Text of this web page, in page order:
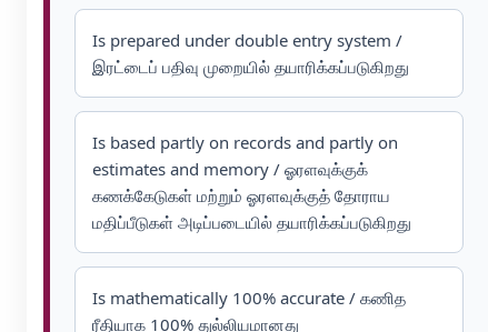
Is prepared under double entry system /
இரட்டைப் பதிவு முறையில் தயாரிக்கப்படுகிறது
Is based partly on records and partly on
estimates and memory / ஓரளவுக்குக்
கணக்கேடுகள் மற்றும் ஓரளவுக்குத் தோராய
மதிப்பீடுகள் அடிப்படையில் தயாரிக்கப்படுகிறது
Is mathematically 100% accurate / கணித
ரீதியாக 100% துல்லியமானது